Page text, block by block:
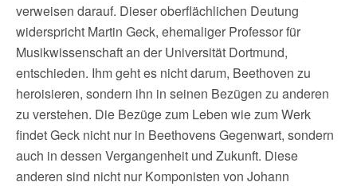
verweisen darauf. Dieser oberflächlichen Deutung
widerspricht Martin Geck, ehemaliger Professor für
Musikwissenschaft an der Universität Dortmund,
entschieden. Ihm geht es nicht darum, Beethoven zu
heroisieren, sondern ihn in seinen Bezügen zu anderen
zu verstehen. Die Bezüge zum Leben wie zum Werk
findet Geck nicht nur in Beethovens Gegenwart, sondern
auch in dessen Vergangenheit und Zukunft. Diese
anderen sind nicht nur Komponisten von Johann